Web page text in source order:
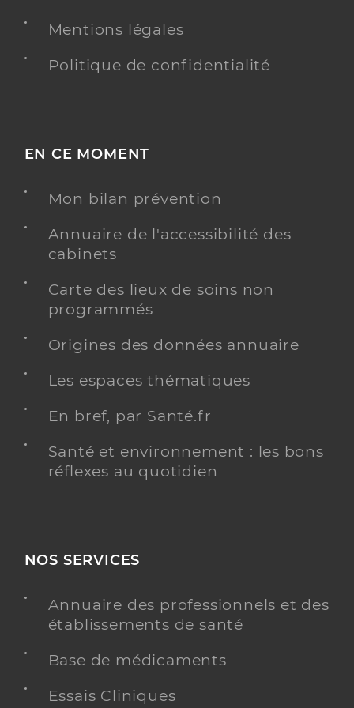
Spécialités
Infirmier
Rocquencourt
Henry Catherine
Professionel de santé
Infirmier
Adresse
3 Allee des Thuyas, 78150 Le Chesnay-
Rocquencourt
Téléphone
0699550807
Type de convention
Conventionné
Y ALLER
Infirmier
Spécialités
Adresse
36 Boulevard Saint Antoine, 78150 Le Chesnay-
Téléphone
0659194050
Type de convention
Conventionné
Mentions légales
Politique de confidentialité
EN CE MOMENT
Mon bilan prévention
Annuaire de l'accessibilité des
cabinets
Carte des lieux de soins non
programmés
Origines des données annuaire
Les espaces thématiques
En bref, par Santé.fr
Santé et environnement : les bons
réflexes au quotidien
NOS SERVICES
Annuaire des professionnels et des
établissements de santé
Base de médicaments
Essais Cliniques